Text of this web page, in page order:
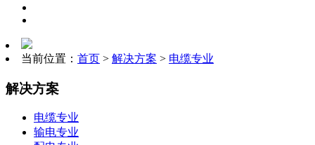
当前位置： 首页 > 解决方案 > 电缆专业
解决方案
电缆专业
输电专业